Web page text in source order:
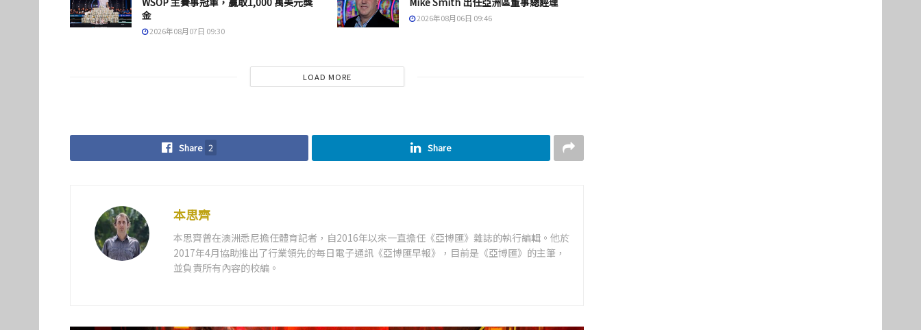
金
2026年08月07日 09:30
2026年08月06日 09:46
LOAD MORE
Share 2 Share
本思齊
本思齊曾在澳洲悉尼擔任體育記者，自2016年以來一直擔任《亞博匯》雜誌的執行編輯。他於
2017年4月協助推出了行業領先的每日電子通訊《亞博匯早報》，目前是《亞博匯》的主筆，
並負責所有內容的校編。